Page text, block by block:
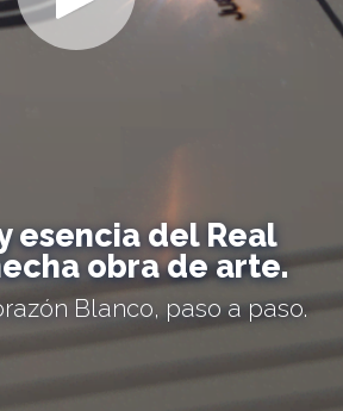
esencia del Real
obra de arte.
Blanco, paso a paso.